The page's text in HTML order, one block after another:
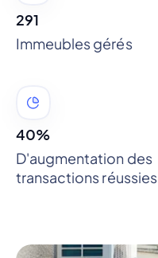
291
Immeubles gérés
40%
D'augmentation des
transactions réussies